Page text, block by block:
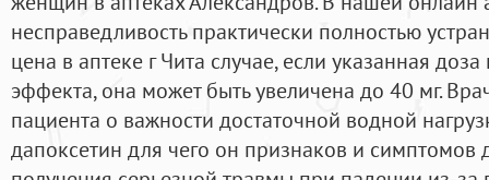
несправедливость практически полностью
цена в аптеке г Чита случае, если указанная
эффекта, она может быть увеличена до 40 мг.
пациента о важности достаточной водной
дапоксетин для чего он признаков и симптомов